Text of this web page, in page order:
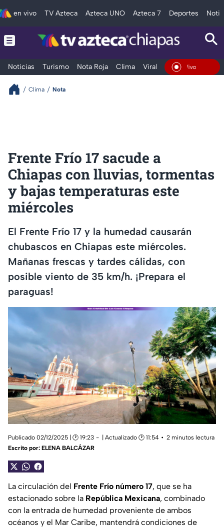
en vivo TV Azteca Azteca UNO Azteca 7 Deportes
Noticias Turismo Nota Roja Clima Viral y Tendencia En
Clima Nota
Frente Frío 17 sacude a
Chiapas con lluvias, tormentas
y bajas temperaturas este
miércoles
El Frente Frío 17 y la humedad causarán
chubascos en Chiapas este miércoles.
Mañanas frescas y tardes cálidas, con
posible viento de 35 km/h. ¡Prepara el
paraguas!
Publicado 02/12/2025 | 🕑 19:23 | Actualizado 🕑 11:54
2 minutos lectura
Escrito por: ELENA BALCÁZAR
La circulación del Frente Frío número 17, que se ha
estacionado sobre la República Mexicana, combinado
con la entrada de humedad proveniente de ambos
océanos y el Mar Caribe, mantendrá condiciones de